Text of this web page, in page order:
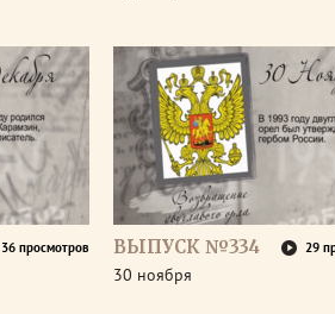
36 просмотров ВЫПУСК №334 29
30 ноября